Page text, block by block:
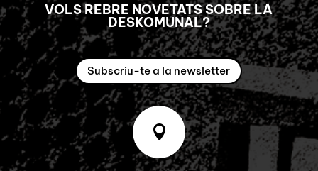
VOLS REBRE NOVETATS SOBRE LA
DESKOMUNAL?
Subscriu-te a la newsletter
